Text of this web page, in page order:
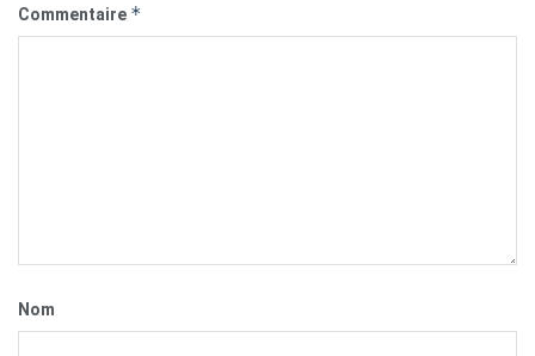
Commentaire *
Nom